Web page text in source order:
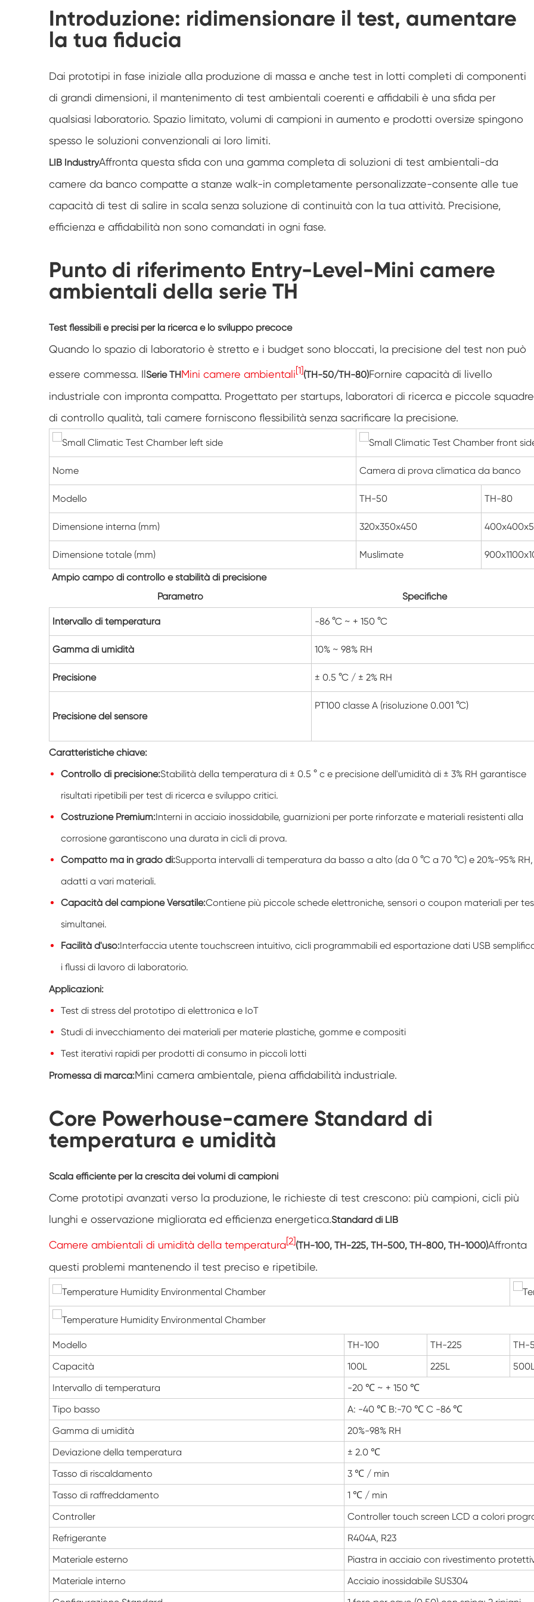
congelamento
Camera per ambienti freddi
Armadio a clima costante
LV124 K-12 apparecchiature per Test di
antideflagrante
Macchina per le vibrazioni della temperatura
Camera di umidità della temperatura
personalizzata a doppia porta
conservazione
climatica
Unità per il controllo ambientale di
temperatura e umidità
Camera di prova della temperatura e della
bassa pressione dell'aria
della temperatura
Camera di prova ambientale Versatile
Camera di prova ambientale fotovoltaica
Camera a temperatura costante
invecchiamento dell'idrolisi
Camera di prova della temperatura e
dell'umidità costante
temperatura negativa
Camera di calore umida
Camera di condizionamento
Camera di umidità Walk In
Camera di temperatura
Camera antistress ambientale
Apparecchiatura di prova della durata di
conservazione accelerata
Camera di stabilità
Armadio a bassa temperatura costante
Congelare la camera di scongelamento
Camera di prova antideflagrante
Camera di prova del congelamento
Camera climatica PV
Camera di prova di laboratorio
Camera di prova per moduli fotovoltaici
Camera di prova fotovoltaica
Camera ambientale fotovoltaica
Introduzione: ridimensionare il test, aumentare
la tua fiducia
Dai prototipi in fase iniziale alla produzione di massa e anche test in lotti completi di componenti
di grandi dimensioni, il mantenimento di test ambientali coerenti e affidabili è una sfida per
qualsiasi laboratorio. Spazio limitato, volumi di campioni in aumento e prodotti oversize spingono
spesso le soluzioni convenzionali ai loro limiti.
LIB IndustryAffronta questa sfida con una gamma completa di soluzioni di test ambientali-da
camere da banco compatte a stanze walk-in completamente personalizzate-consente alle tue
capacità di test di salire in scala senza soluzione di continuità con la tua attività. Precisione,
efficienza e affidabilità non sono comandati in ogni fase.
Punto di riferimento Entry-Level-Mini camere
ambientali della serie TH
Test flessibili e precisi per la ricerca e lo sviluppo precoce
Quando lo spazio di laboratorio è stretto e i budget sono bloccati, la precisione del test non può
essere commessa. IlSerie THMini camere ambientali[1](TH-50/TH-80)Fornire capacità di livello
industriale con impronta compatta. Progettato per startups, laboratori di ricerca e piccole squadre
di controllo qualità, tali camere forniscono flessibilità senza sacrificare la precisione.
Nome Camera di prova climatica da banco
Modello TH-50 TH-80
Dimensione interna (mm) 320x350x450
Dimensione totale (mm) Muslimate
Ampio campo di controllo e stabilità di precisione
Parametro
Specifiche
Intervallo di temperatura -86 °C ~ + 150 °C
Gamma di umidità 10% ~ 98% RH
Precisione ± 0.5 °C / ± 2% RH
Precisione del sensore
PT100 classe A (risoluzione 0.001 °C)
Caratteristiche chiave:
Controllo di precisione:Stabilità della temperatura di ± 0.5 ° c e precisione dell'umidità di ± 3% RH garantisce
risultati ripetibili per test di ricerca e sviluppo critici.
Costruzione Premium:Interni in acciaio inossidabile, guarnizioni per porte rinforzate e materiali resistenti alla
corrosione garantiscono una durata in cicli di prova.
Compatto ma in grado di:Supporta intervalli di temperatura da basso a alto (da 0 °C a 70 °C) e 20%-95% RH,
adatti a vari materiali.
Capacità del campione Versatile:Contiene più piccole schede elettroniche, sensori o coupon materiali per
simultanei.
Facilità d'uso:Interfaccia utente touchscreen intuitivo, cicli programmabili ed esportazione dati USB
i flussi di lavoro di laboratorio.
Applicazioni:
Test di stress del prototipo di elettronica e IoT
Studi di invecchiamento dei materiali per materie plastiche, gomme e compositi
Test iterativi rapidi per prodotti di consumo in piccoli lotti
Promessa di marca:Mini camera ambientale, piena affidabilità industriale.
Core Powerhouse-camere Standard di
temperatura e umidità
Scala efficiente per la crescita dei volumi di campioni
Come prototipi avanzati verso la produzione, le richieste di test crescono: più campioni, cicli più
lunghi e osservazione migliorata ed efficienza energetica.Standard di LIB
Camere ambientali di umidità della temperatura[2](TH-100, TH-225, TH-500, TH-800, TH-1000)Affronta
questi problemi mantenendo il test preciso e ripetibile.
Modello TH-100 TH-225
TH-
Capacità
100L 225L
Intervallo di temperatura
-20 ℃ ~ + 150 ℃
Tipo basso
A: -40 ℃ B:-70 ℃ C -86 ℃
Gamma di umidità
20%-98% RH
Deviazione della temperatura
± 2.0 ℃
Tasso di riscaldamento
3 ℃ / min
Tasso di raffreddamento
1 ℃ / min
Controller
Controller touch screen LCD a colori
Refrigerante
R404A, R23
Materiale esterno
Piastra in acciaio con rivestimento
Materiale interno
Acciaio inossidabile SUS304